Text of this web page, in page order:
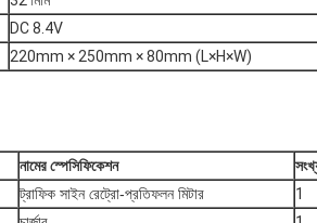
DC 8.4V
220mm × 250mm × 80mm (L×H×W)
নামের স্পেসিফিকেশন
ট্রাফিক সাইন রেট্রো-প্রতিফলন মিটার
1